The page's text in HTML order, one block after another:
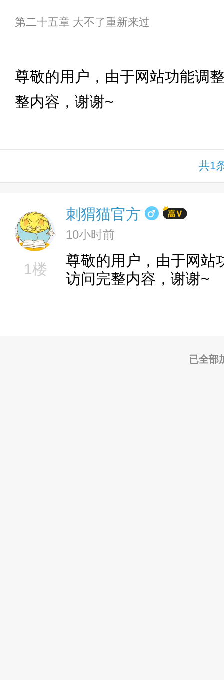
第二十五章 大不了重新来过
尊敬的用户，由于网站功能调
整内容，谢谢~
共1
1楼
刺猬猫官方
10小时前
尊敬的用户，由于网站
访问完整内容，谢谢~
已全部